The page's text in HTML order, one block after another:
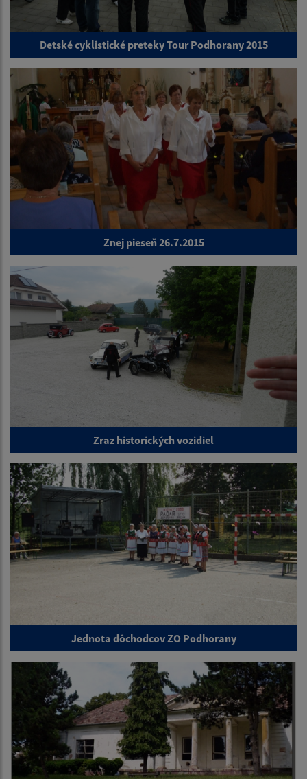
Detské cyklistické preteky Tour Podhorany 2015
Znej pieseň 26.7.2015
Zraz historických vozidiel
Jednota dôchodcov ZO Podhorany